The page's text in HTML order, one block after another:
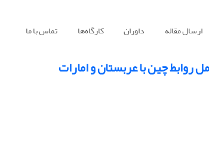
ارسال مقاله داوران کارگاه‌ها تماس با ما
چین با عربستان و امارات